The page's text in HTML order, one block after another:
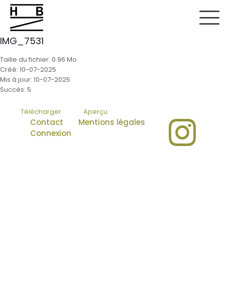
IMG_7531
Taille du fichier: 0.96 Mo
Créé: 10-07-2025
Mis à jour: 10-07-2025
Succès: 5
Télécharger Aperçu
Contact
Mentions légales
Connexion